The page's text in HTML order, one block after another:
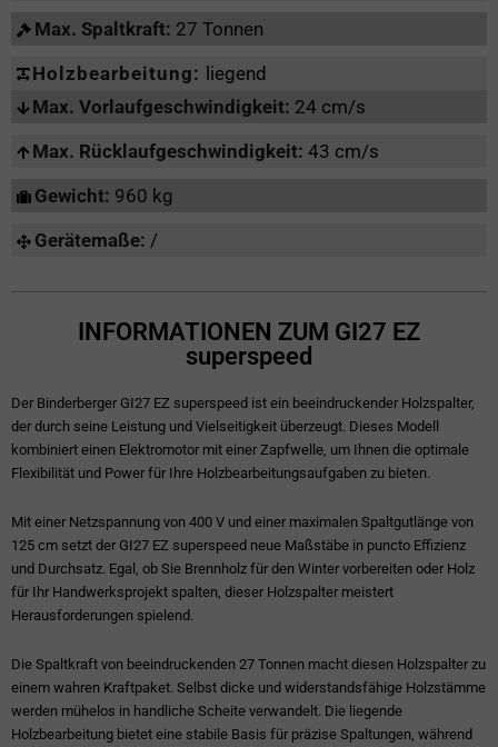
Max. Spaltkraft: 27 Tonnen
Holzbearbeitung: liegend
Max. Vorlaufgeschwindigkeit: 24 cm/s
Max. Rücklaufgeschwindigkeit: 43 cm/s
Gewicht: 960 kg
Gerätemaße: /
INFORMATIONEN ZUM GI27 EZ
superspeed
Der Binderberger GI27 EZ superspeed ist ein beeindruckender Holzspalter,
der durch seine Leistung und Vielseitigkeit überzeugt. Dieses Modell
kombiniert einen Elektromotor mit einer Zapfwelle, um Ihnen die optimale
Flexibilität und Power für Ihre Holzbearbeitungsaufgaben zu bieten.
Mit einer Netzspannung von 400 V und einer maximalen Spaltgutlänge von
125 cm setzt der GI27 EZ superspeed neue Maßstäbe in puncto Effizienz
und Durchsatz. Egal, ob Sie Brennholz für den Winter vorbereiten oder Holz
für Ihr Handwerksprojekt spalten, dieser Holzspalter meistert
Herausforderungen spielend.
Die Spaltkraft von beeindruckenden 27 Tonnen macht diesen Holzspalter zu
einem wahren Kraftpaket. Selbst dicke und widerstandsfähige Holzstämme
werden mühelos in handliche Scheite verwandelt. Die liegende
Holzbearbeitung bietet eine stabile Basis für präzise Spaltungen, während